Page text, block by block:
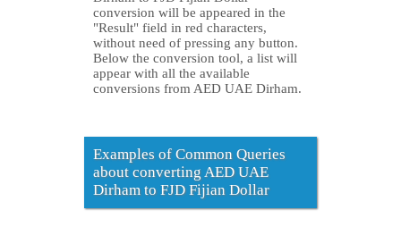
conversion will be appeared in the
"Result" field in red characters,
without need of pressing any button.
Below the conversion tool, a list will
appear with all the available
conversions from AED UAE Dirham.
Examples of Common Queries
about converting AED UAE
Dirham to FJD Fijian Dollar